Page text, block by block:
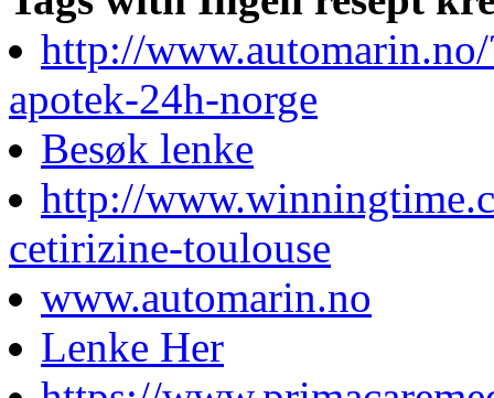
http://
apotek-24h-norge
Besøk lenke
http://
cetirizine-toulouse
www.automarin.no
Lenke Her